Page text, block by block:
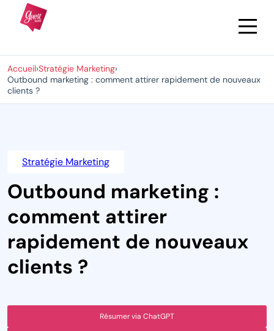
Accueil›Stratégie Marketing›
Outbound marketing : comment attirer rapidement de nouveaux
clients ?
Stratégie Marketing
Outbound marketing :
comment attirer
rapidement de nouveaux
clients ?
Résumer via ChatGPT